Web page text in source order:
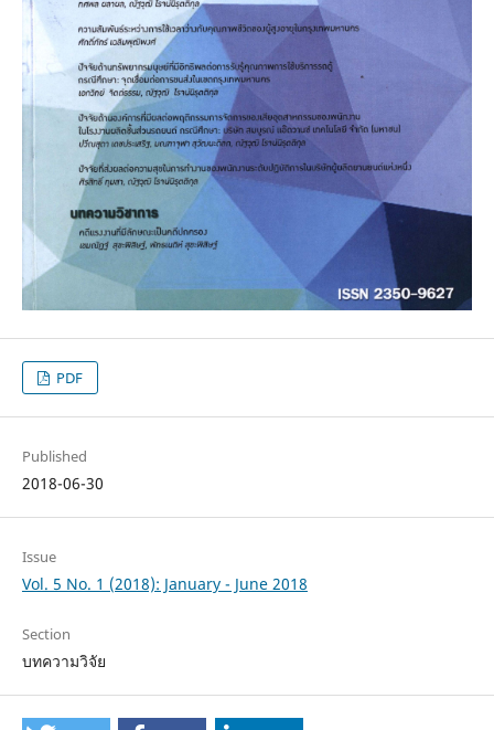
PDF
Published
2018-06-30
Issue
Vol. 5 No. 1 (2018): January - June 2018
Section
บทความวิจัย